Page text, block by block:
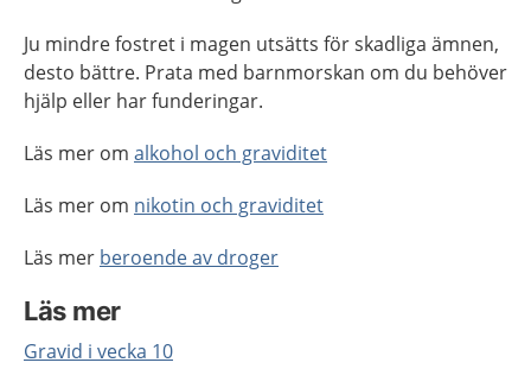
Ju mindre fostret i magen utsätts för skadliga ämnen,
desto bättre. Prata med barnmorskan om du behöver
hjälp eller har funderingar.
Läs mer om alkohol och graviditet
Läs mer om nikotin och graviditet
Läs mer beroende av droger
Läs mer
Gravid i vecka 10